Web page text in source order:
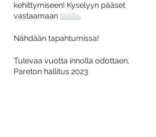
kehittymiseen! Kyselyyn pääset
vastaamaan täällä.
Nähdään tapahtumissa!
Tulevaa vuotta innolla odottaen,
Pareton hallitus 2023